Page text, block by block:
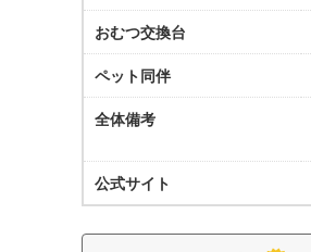
おむつ交換台
ペット同伴
全体備考
公式サイト